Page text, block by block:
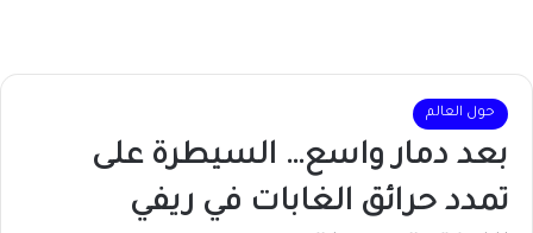
حول العالم
بعد دمار واسع… السيطرة على
تمدد حرائق الغابات في ريفي